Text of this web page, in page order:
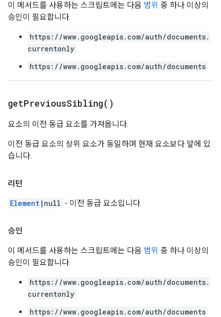
이 메서드를 사용하는 스크립트에는 다음 범위 중 하나 이상의
승인이 필요합니다.
https://www.googleapis.com/auth/documents.
currentonly
https://www.googleapis.com/auth/documents
getPreviousSibling( )
요소의 이전 동급 요소를 가져옵니다.
이전 동급 요소의 상위 요소가 동일하며 현재 요소보다 앞에 있
습니다.
리턴
Element |null - 이전 동급 요소입니다.
승인
이 메서드를 사용하는 스크립트에는 다음 범위 중 하나 이상의
승인이 필요합니다.
https://www.googleapis.com/auth/documents.
currentonly
https://www.googleapis.com/auth/documents